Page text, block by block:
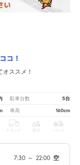
コ！
オススメ！
駐車台数 5台
車高 160cm
トラック 原付 バイク
7:30 ～ 22:00 空